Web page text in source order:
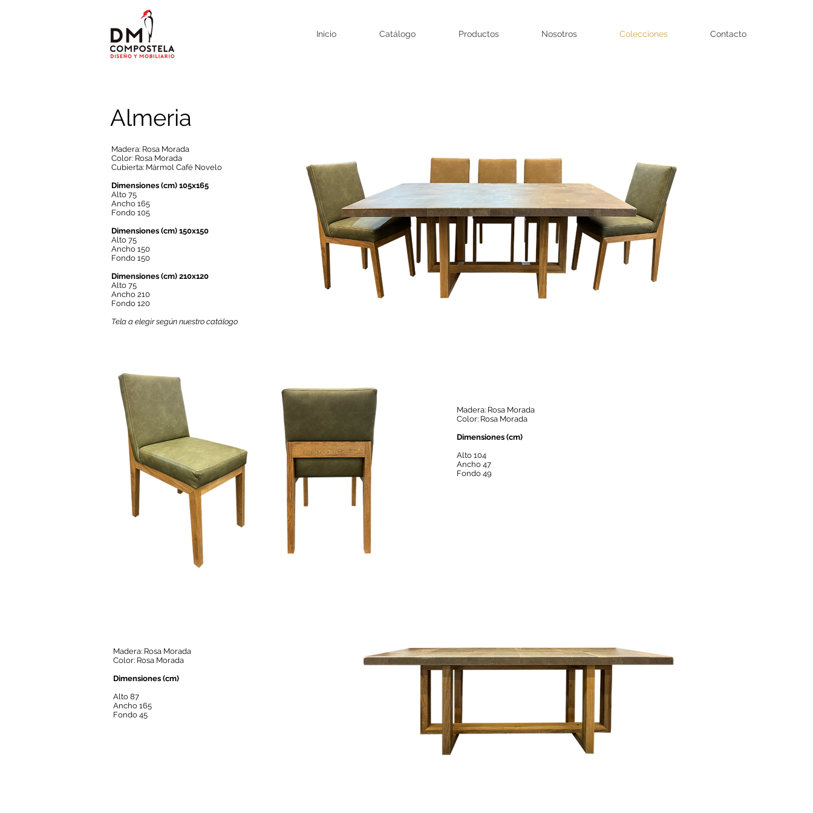
Inicio Catálogo Productos Nosotros Colecciones Contacto
Almeria
Madera: Rosa Morada
Color: Rosa Morada
Cubierta: Mármol Café Novelo
Dimensiones (cm) 105x165
Alto 75
Ancho 165
Fondo 105
Dimensiones (cm) 150x150
Alto 75
Ancho 150
Fondo 150
Dimensiones (cm) 210x120
Alto 75
Ancho 210
Fondo 120
Tela a elegir según nuestro catálogo
Madera: Rosa Morada
Color: Rosa Morada
Dimensiones (cm)
Alto 104
Ancho 47
Fondo 49
Madera: Rosa Morada
Color: Rosa Morada
Dimensiones (cm)
Alto 87
Ancho 165
Fondo 45